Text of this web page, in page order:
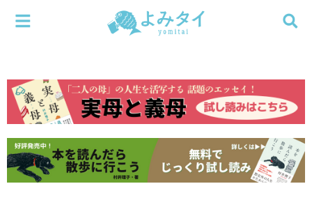
新着
連載
新刊
検索する
メニューを閉じる